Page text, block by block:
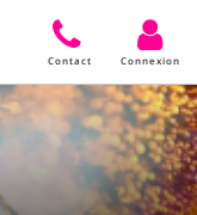
Contact Connexion